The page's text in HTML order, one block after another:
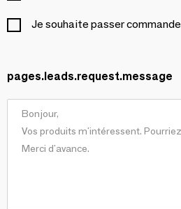
Je souhaite passer
pages.leads.request.message